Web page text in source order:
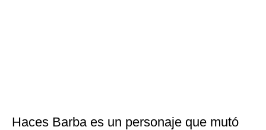
Haces Barba es un personaje que mutó